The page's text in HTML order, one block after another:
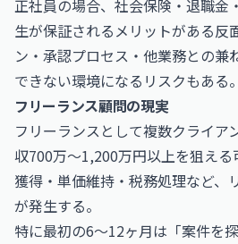
正社員の場合、社会保険・退職金
生が保証されるメリットがある反
ン・承認プロセス・他業務との兼
できない環境になるリスクもある。
フリーランス顧問の現実
フリーランスとして複数クライア
収700万〜1,200万円以上を狙え
獲得・単価維持・税務処理など、
が発生する。
特に最初の6〜12ヶ月は「案件を